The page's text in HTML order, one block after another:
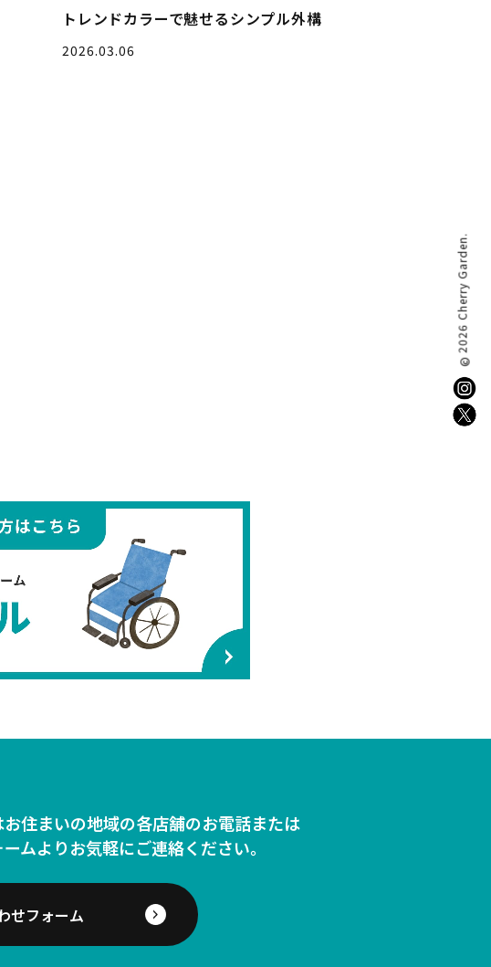
©
2026 Cherry Garden.
トレンドカラーで魅せるシンプル外構
2026.03.06
住まいの地域の各店舗のお電話または
ムよりお気軽にご連絡ください。
せフォーム